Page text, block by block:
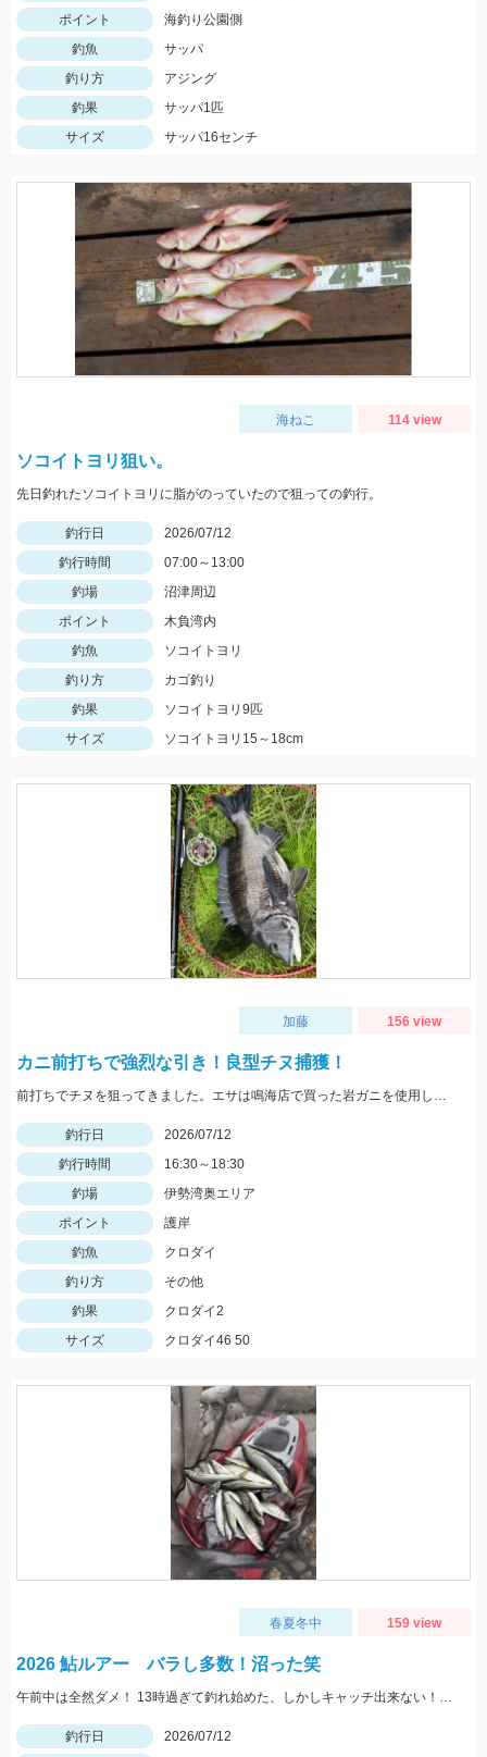
ポイント
海釣り公園側
釣魚
サッパ
釣り方
アジング
釣果
サッパ1匹
サイズ
サッパ16センチ
海ねこ 114 view
ソコイトヨリ狙い。
先日釣れたソコイトヨリに脂がのっていたので狙っての釣行。
釣行日
2026/07/12
釣行時間
07:00～13:00
釣場
沼津周辺
ポイント
木負湾内
釣魚
ソコイトヨリ
釣り方
カゴ釣り
釣果
ソコイトヨリ9匹
サイズ
ソコイトヨリ15～18cm
加藤 156 view
カニ前打ちで強烈な引き！良型チヌ捕獲！
前打ちでチヌを狙ってきました。エサは鳴海店で買った岩ガニを使用し、カニを底で転がしながら丁寧に探っていくとガツンと強烈なアタリ！年無いくか行かないかくらいのサイズ
釣行日
2026/07/12
釣行時間
16:30～18:30
釣場
伊勢湾奥エリア
ポイント
護岸
釣魚
クロダイ
釣り方
その他
釣果
クロダイ2
サイズ
クロダイ46 50
春夏冬中 159 view
2026 鮎ルアー バラし多数！沼った笑
午前中は全然ダメ！ 13時過ぎて釣れ始めた、しかしキャッチ出来ない！何故 針を替えても、長さを変えても、サイズを変えても、、、 チラシに替えて凌いだ！ 店長〜に相談してこ！
釣行日
2026/07/12